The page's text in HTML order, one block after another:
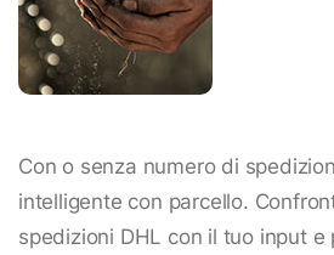
Con o senza numero di
intelligente con parcello.
spedizioni DHL con il tuo input e